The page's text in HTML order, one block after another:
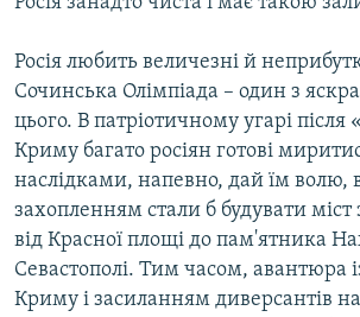
Росія любить величезні й
Сочинська Олімпіада – один з
цього. В патріотичному угарі
Криму багато росіян готові
наслідками, напевно, дай їм волю,
захопленням стали б будувати міст
від Красної площі до пам'ятника
Севастополі. Тим часом, авантюра
Криму і засиланням диверсантів